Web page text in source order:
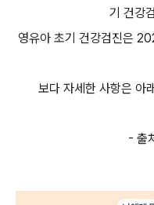
기 건강
영유아 초기 건강검진은
보다 자세한 사항은 아
- 출